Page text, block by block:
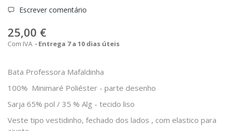
Escrever comentário
25,00 €
Com IVA Entrega 7 a 10 dias úteis
Bata Professora Mafaldinha
100% Minimaré Poliéster - parte desenho
Sarja 65% pol / 35 % Alg - tecido liso
Veste tipo vestidinho, fechado dos lados , com elastico para